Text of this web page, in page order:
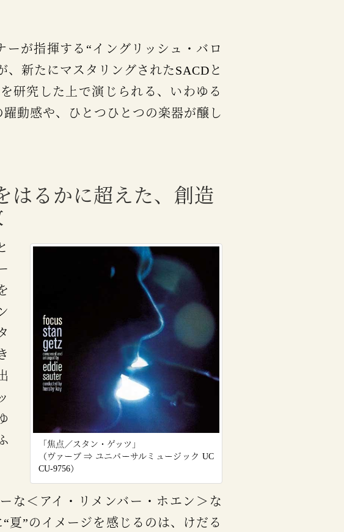
、新たにマスタリングされたSACDと
研究した上で演じられる、いわゆる
動感や、ひとつひとつの楽器が醸し
はるかに超えた、創造
「焦点／スタン・ゲッツ」
（ヴァーブ ⇒ ユニバーサルミュージック UC
CU-9756）
夏”のイメージを感じるのは、けだる